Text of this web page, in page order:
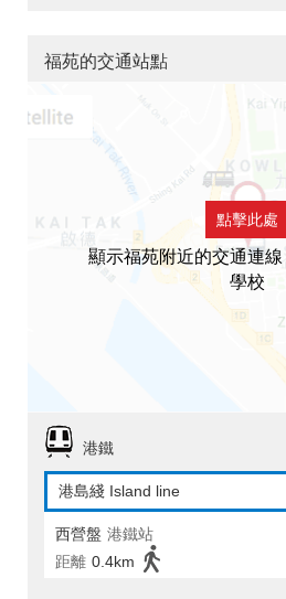
福苑的交通站點
點擊此處
顯示福苑附近的交通連
學校
港鐵
港島綫 Island line
西營盤 港鐵站
距離 0.4km